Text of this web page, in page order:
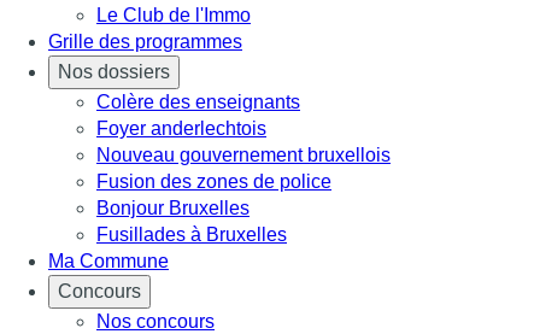
Le Club de l'Immo
Grille des programmes
Nos dossiers
Colère des enseignants
Foyer anderlechtois
Nouveau gouvernement bruxellois
Fusion des zones de police
Bonjour Bruxelles
Fusillades à Bruxelles
Ma Commune
Concours
Nos concours